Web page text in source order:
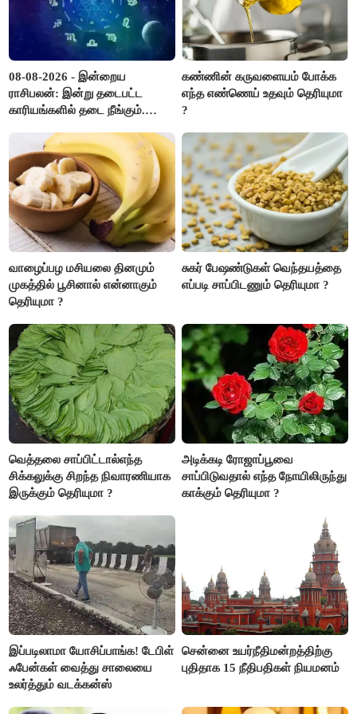
08-08-2026 - இன்றைய
ராசிபலன்: இன்று தடைபட்ட
காரியங்களில் தடை நீங்கும்.
இருக்கும். ஆன்மீக எண்ணம்
அதிகரிக்கும்..!
கண்ணின் கருவளையம் போக்க
எந்த எண்ணெய் உதவும் தெரியுமா
?
வாழைப்பழ மசியலை தினமும்
முகத்தில் பூசினால் என்னாகும்
தெரியுமா ?
சுகர் பேஷண்டுகள் வெந்தயத்தை
எப்படி சாப்பிடணும் தெரியுமா ?
வெத்தலை சாப்பிட்டால்எந்த
சிக்கலுக்கு சிறந்த நிவாரணியாக
இருக்கும் தெரியுமா ?
அடிக்கடி ரோஜாப்பூவை
சாப்பிடுவதால் எந்த நோயிலிருந்து
காக்கும் தெரியுமா ?
இப்படிலாமா யோசிப்பாங்க! டேபிள்
ஃபேன்கள் வைத்து சாலையை
உலர்த்தும் வடக்கன்ஸ்
சென்னை உயர்நீதிமன்றத்திற்கு
புதிதாக 15 நீதிபதிகள் நியமனம்